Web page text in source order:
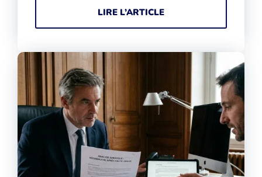
LIRE L’ARTICLE